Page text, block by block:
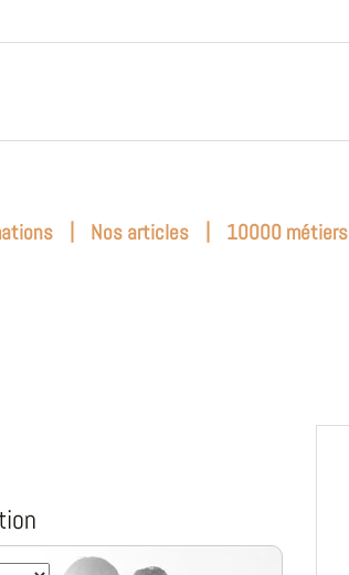
| Nos articles | 10000 métiers